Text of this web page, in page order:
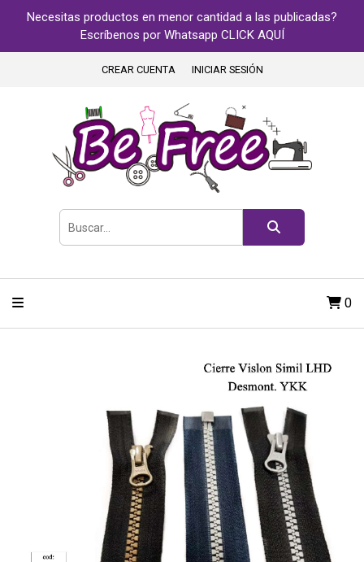
Necesitas productos en menor cantidad a las publicadas?
Escríbenos por Whatsapp CLICK AQUÍ
CREAR CUENTA INICIAR SESIÓN
0